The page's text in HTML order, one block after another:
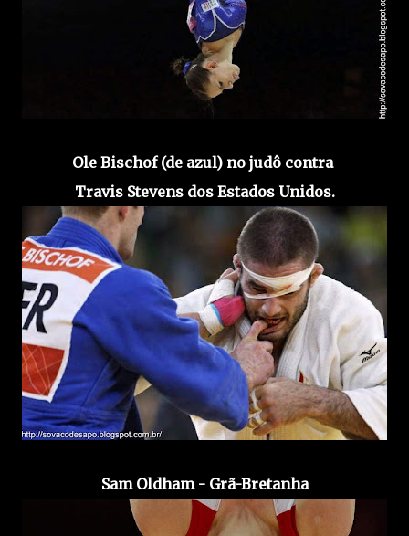
Ole Bischof (de azul) no judô contra
Travis Stevens dos Estados Unidos.
Sam Oldham - Grã-Bretanha